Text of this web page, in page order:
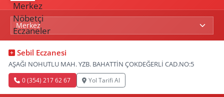
Sebil Eczanesi
AŞAĞI NOHUTLU MAH. YZB. BAHATTİN ÇOKDEĞERLİ CAD.NO:5
0 (354) 217 62 67 Yol Tarifi Al